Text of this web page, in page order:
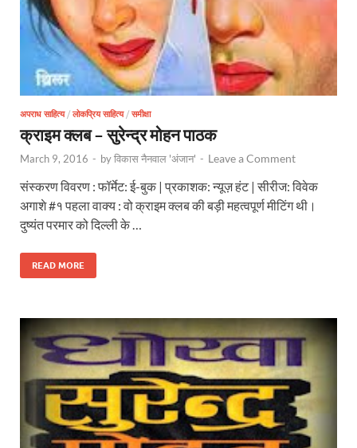
अपराध साहित्य/ लोकप्रिय साहित्य/ समीक्षा
क्राइम क्लब – सुरेन्द्र मोहन पाठक
March 9, 2016 - byविकास नैनवाल 'अंजान' - Leave a Comment
संस्करण विवरण : फॉर्मेट: ई-बुक | प्रकाशक: न्यूज़ हंट | सीरीज: विवेक
अगाशे #१ पहला वाक्य : वो क्राइम क्लब की बड़ी महत्वपूर्ण मीटिंग थी।
दुष्यंत परमार को दिल्ली के …
READ MORE